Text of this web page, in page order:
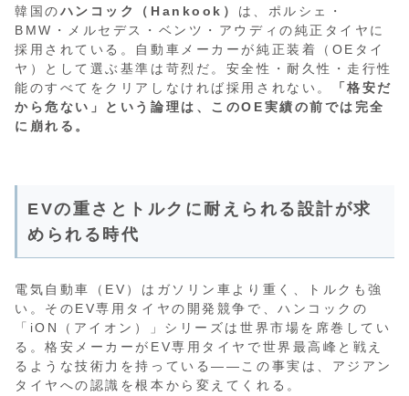
韓国のハンコック（Hankook） は、ポルシェ・
BMW・メルセデス・ベンツ・アウディの純正タイヤに
採用されている。自動車メーカーが純正装着（OEタイ
ヤ）として選ぶ基準は苛烈だ。安全性・耐久性・走行性
能のすべてをクリアしなければ採用されない。
「格安だ
から危ない」という論理は、このOE実績の前では完全
に崩れる。
EVの重さとトルクに耐えられる設計が求
められる時代
電気自動車（EV）はガソリン車より重く、トルクも強
い。そのEV専用タイヤの開発競争で、ハンコックの
「iON（アイオン）」シリーズは世界市場を席巻してい
る。格安メーカーがEV専用タイヤで世界最高峰と戦え
るような技術力を持っている——この事実は、アジアン
タイヤへの認識を根本から変えてくれる。